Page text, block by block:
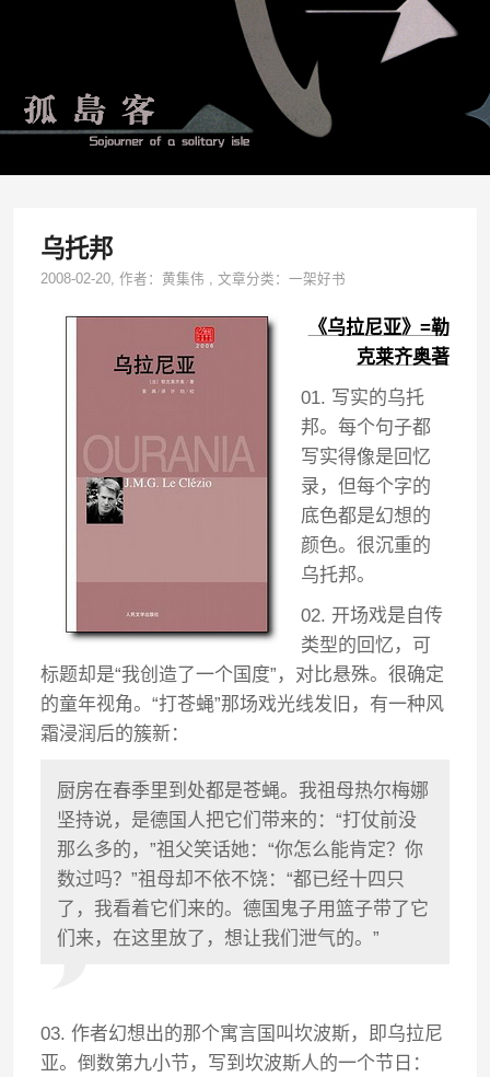
乌托邦
2008-02-20, 作者：黄集伟 ,文章分类：一架好书
《乌拉尼亚》=勒
克莱齐奥著
01. 写实的乌托
邦。每个句子都
写实得像是回忆
录，但每个字的
底色都是幻想的
颜色。很沉重的
乌托邦。
02. 开场戏是自传
类型的回忆，可
标题却是“我创造了一个国度”，对比悬殊。很确定
的童年视角。“打苍蝇”那场戏光线发旧，有一种风
霜浸润后的簇新：
厨房在春季里到处都是苍蝇。我祖母热尔梅娜
坚持说，是德国人把它们带来的：“打仗前没
那么多的，”祖父笑话她：“你怎么能肯定？你
数过吗？”祖母却不依不饶：“都已经十四只
了，我看着它们来的。德国鬼子用篮子带了它
们来，在这里放了，想让我们泄气的。”
03. 作者幻想出的那个寓言国叫坎波斯，即乌拉尼
亚。倒数第九小节，写到坎波斯人的一个节日：